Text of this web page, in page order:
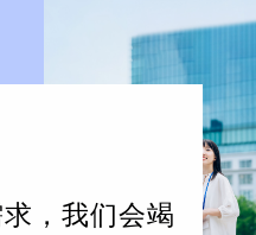
， 我们会竭